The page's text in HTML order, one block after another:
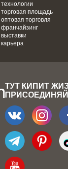
технологии
торговая площадь
оптовая торговля
франчайзинг
выставки
карьера
ТУТ КИПИТ